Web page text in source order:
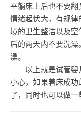
平躺床上后也不要
情绪起伏大，有规
境的卫生整洁以及
后的两天内不要洗
澡。
以上就是试管
小心，如果着床成
了，同时也可以做一